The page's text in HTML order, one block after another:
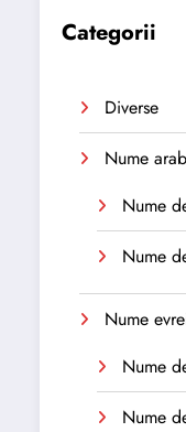
Categorii
Diverse
Nume
Nume
Nume
Nume
Nume
Nume